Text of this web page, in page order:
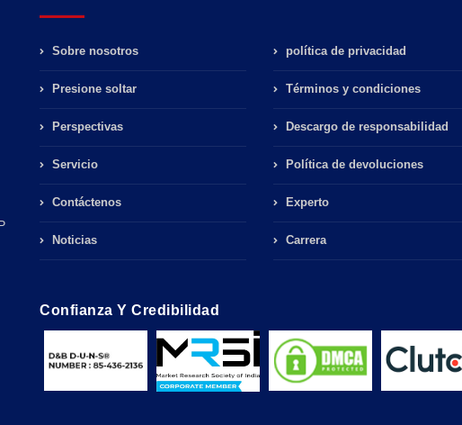
Sobre nosotros
Presione soltar
Perspectivas
Servicio
Contáctenos
Noticias
política de privacidad
Términos y condiciones
Descargo de responsabilidad
Política de devoluciones
Experto
Carrera
Confianza Y Credibilidad